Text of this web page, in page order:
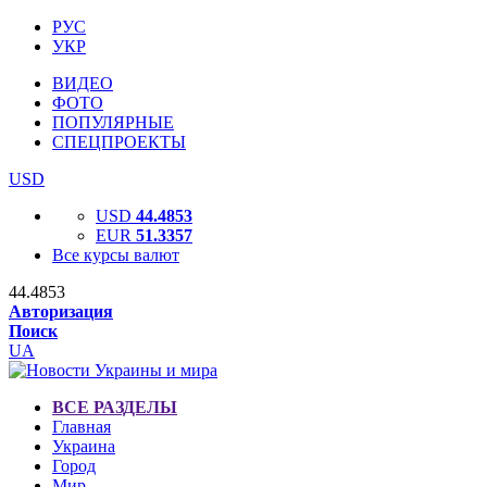
РУС
УКР
ВИДЕО
ФОТО
ПОПУЛЯРНЫЕ
СПЕЦПРОЕКТЫ
USD
USD 44.4853
EUR 51.3357
Все курсы валют
44.4853
Авторизация
Поиск
UA
ВСЕ РАЗДЕЛЫ
Главная
Украина
Город